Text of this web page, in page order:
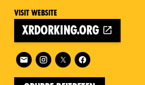
Visit website
xrdorking.org
Follow XR Dorking Reigate and